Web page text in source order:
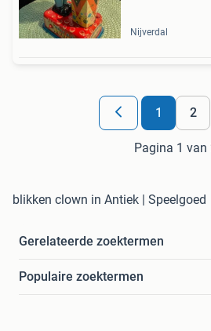
Nijverdal
1 2
Pagina 1 van
blikken clown in Antiek | Speelgoed
Gerelateerde zoektermen
Populaire zoektermen